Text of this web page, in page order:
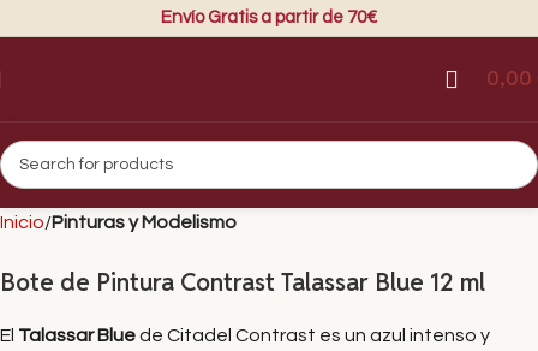
Envío Gratis a partir de 70€
0,00
Inicio Pinturas y Modelismo
Bote de Pintura Contrast Talassar Blue 12 ml
El Talassar Bluede Citadel Contrast es un azul intenso y